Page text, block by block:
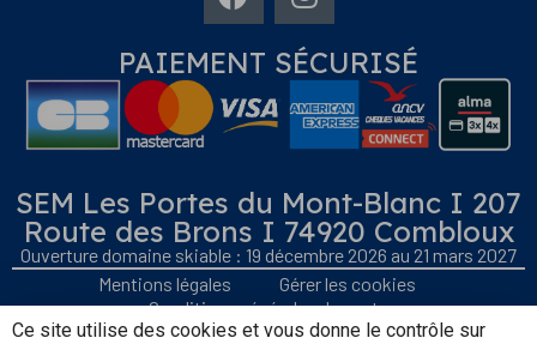
Ce site utilise des cookies et vous donne le contrôle sur
PAIEMENT SÉCURISÉ
SEM Les Portes du Mont-Blanc I 207
Route des Brons I 74920 Combloux
Ouverture domaine skiable : 19 décembre 2026 au 21 mars 2027
Mentions légales
Gérer les cookies
Conditions générales de vente
Gestion des données personnelles